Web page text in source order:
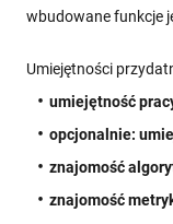
wbudowane funkcje
Umiejętności
umiejętność
opcjonalnie:
znajomość
znajomość